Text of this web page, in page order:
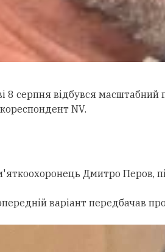
8 серпня відбувся масштабний
кореспондент NV.
Дмитро Перов,
варіант передбачав